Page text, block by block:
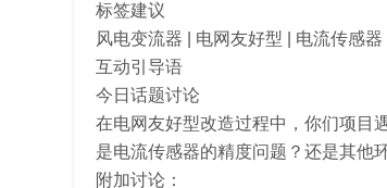
标签建议
风电变流器 | 电网友好型 | 电流传感
互动引导语
今日话题讨论
在电网友好型改造过程中，你们项目
是电流传感器的精度问题？还是其他
附加讨论：